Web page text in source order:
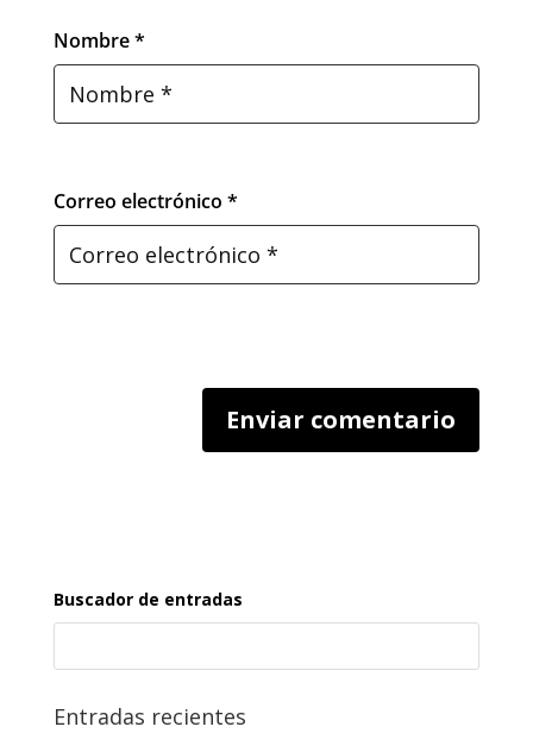
Nombre *
Correo electrónico *
Buscador de entradas
Entradas recientes